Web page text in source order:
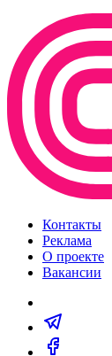
Контакты
Реклама
О проекте
Вакансии